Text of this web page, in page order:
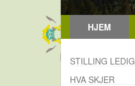
HJEM
STILLING LEDIG
HVA SKJER